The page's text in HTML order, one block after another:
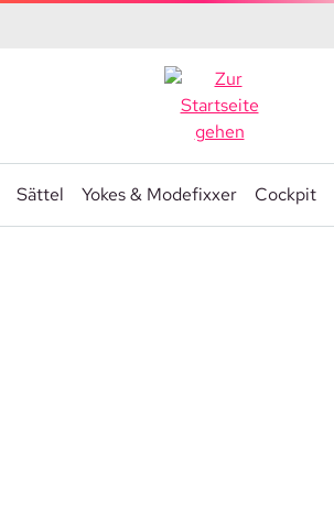
Sättel Yokes & Modefixxer Cockpit